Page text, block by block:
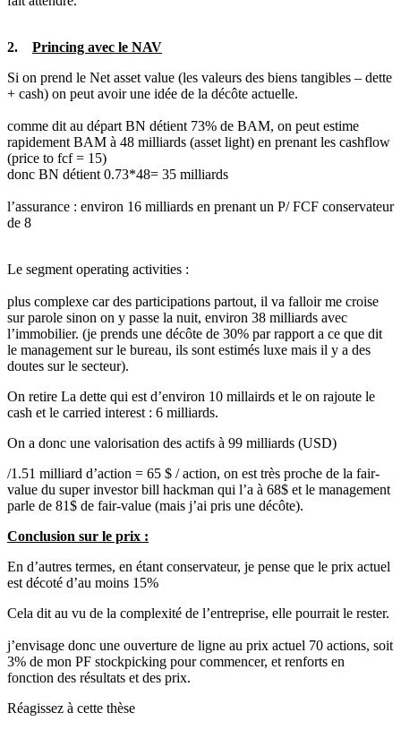
2.
Princing avec le NAV
Si on prend le Net asset value (les valeurs des biens tangibles – dette
+ cash) on peut avoir une idée de la décôte actuelle.
comme dit au départ BN détient 73% de BAM, on peut estime
rapidement BAM à 48 milliards (asset light) en prenant les cashflow
(price to fcf = 15)
donc BN détient 0.73*48= 35 milliards
l’assurance : environ 16 milliards en prenant un P/ FCF conservateur
de 8
Le segment operating activities :
plus complexe car des participations partout, il va falloir me croise
sur parole sinon on y passe la nuit, environ 38 milliards avec
l’immobilier. (je prends une décôte de 30% par rapport a ce que dit
le management sur le bureau, ils sont estimés luxe mais il y a des
doutes sur le secteur).
On retire La dette qui est d’environ 10 millairds et le on rajoute le
cash et le carried interest : 6 milliards.
On a donc une valorisation des actifs à 99 milliards (USD)
/1.51 milliard d’action = 65 $ / action, on est très proche de la fair-
value du super investor bill hackman qui l’a à 68$ et le management
parle de 81$ de fair-value (mais j’ai pris une décôte).
Conclusion sur le prix :
En d’autres termes, en étant conservateur, je pense que le prix actuel
est décoté d’au moins 15%
Cela dit au vu de la complexité de l’entreprise, elle pourrait le rester.
j’envisage donc une ouverture de ligne au prix actuel 70 actions, soit
3% de mon PF stockpicking pour commencer, et renforts en
fonction des résultats et des prix.
Réagissez à cette thèse